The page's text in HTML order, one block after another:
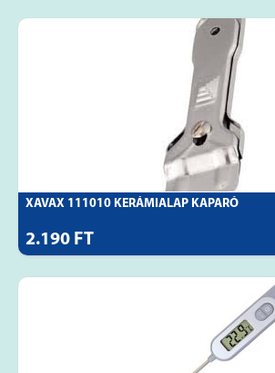
XAVAX 111010 KERÁMIALAP KAPARÓ
2.190 FT